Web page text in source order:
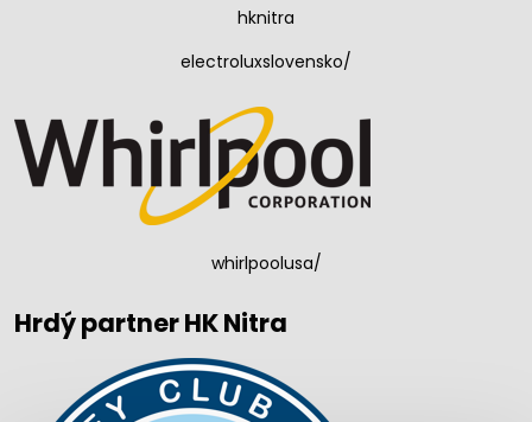
hknitra
electroluxslovensko/
whirlpoolusa/
Hrdý partner HK Nitra